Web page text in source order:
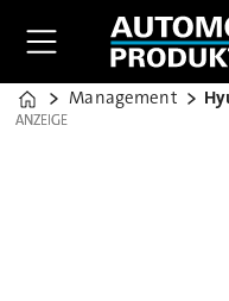
Home
Management
ANZEIGE
ANZEIGE